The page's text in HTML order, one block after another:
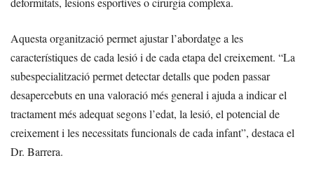
Aquesta organització permet ajustar l’abordatge a les
característiques de cada lesió i de cada etapa del creixement. “La
subespecialització permet detectar detalls que poden passar
desapercebuts en una valoració més general i ajuda a indicar el
tractament més adequat segons l’edat, la lesió, el potencial de
creixement i les necessitats funcionals de cada infant”, destaca el
Dr. Barrera.